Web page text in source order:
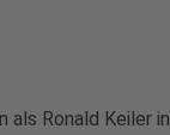
Ronald Keiler